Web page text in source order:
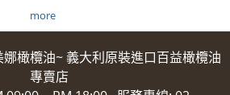
more
橄欖油~ 義大利原裝進口百益橄欖油
專賣店